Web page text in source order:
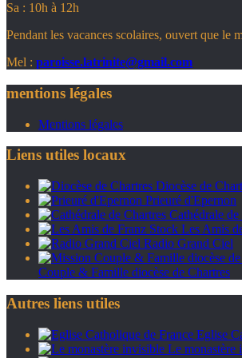
Sa : 10h à 12h
Pendant les vacances scolaires, ouvert que le
Mel : paroisse.latrinite@gmail.com
mentions légales
Mentions légales
Liens utiles locaux
Diocèse de
Prieuré d'Epernon
Cathédrale de
Les Amis
Radio Grand Ciel
Couple & Famille diocèse de Chartres
Autres liens utiles
Eglise
Le monastère